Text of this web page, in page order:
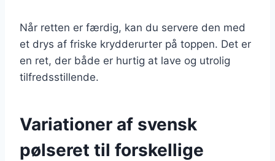
Når retten er færdig, kan du servere den med
et drys af friske krydderurter på toppen. Det er
en ret, der både er hurtig at lave og utrolig
tilfredsstillende.
Variationer af svensk
pølseret til forskellige